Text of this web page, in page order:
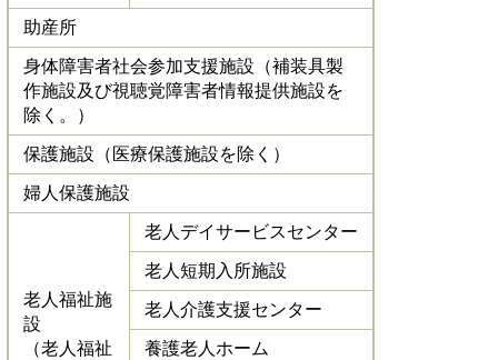
助産所
身体障害者社会参加支援施設（補装具製
作施設及び視聴覚障害者情報提供施設を
除く。）
保護施設（医療保護施設を除く）
婦人保護施設
老人福祉施
設
（老人福祉
老人デイサービスセンター
老人短期入所施設
老人介護支援センター
養護老人ホーム